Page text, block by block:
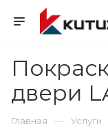
двери
Главная — Услуги